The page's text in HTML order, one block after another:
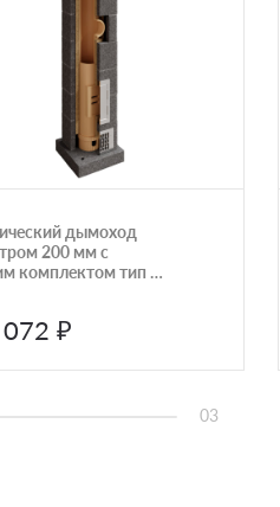
дымоход
200 мм с
комплектом тип 2
₽
03